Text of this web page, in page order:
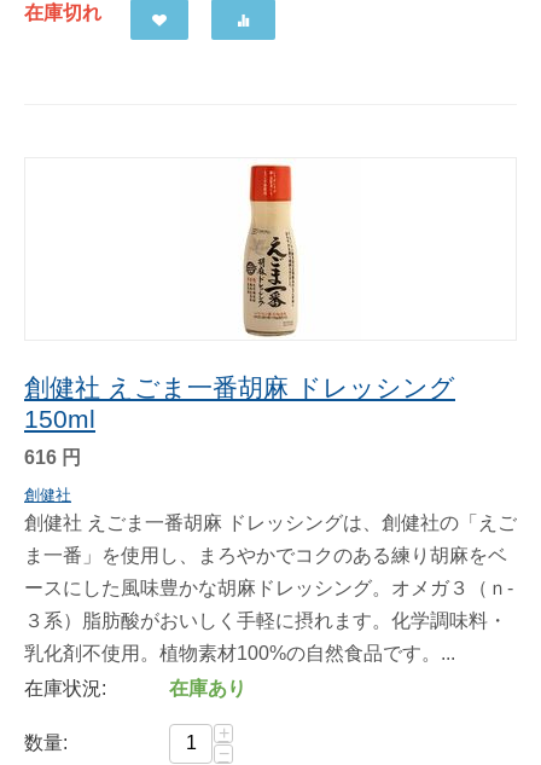
在庫切れ
創健社 えごま一番胡麻 ドレッシング
150ml
616 円
創健社
創健社 えごま一番胡麻 ドレッシングは、創健社の「えご
ま一番」を使用し、まろやかでコクのある練り胡麻をベ
ースにした風味豊かな胡麻ドレッシング。オメガ３（ｎ-
３系）脂肪酸がおいしく手軽に摂れます。化学調味料・
乳化剤不使用。植物素材100%の自然食品です。...
在庫状況:
在庫あり
数量:
+
−